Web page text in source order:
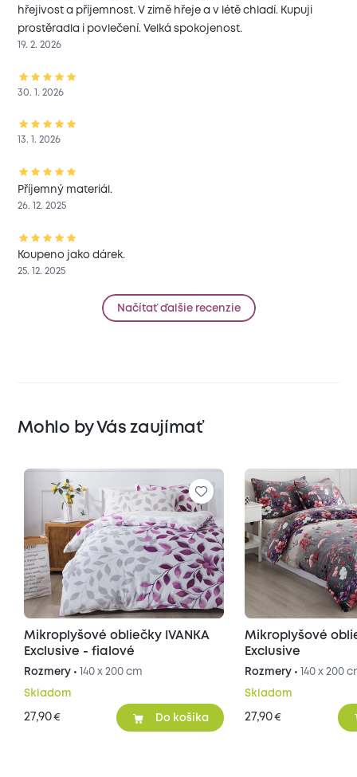
hřejivost a příjemnost. V zimě hřeje a v létě chladí. Kupuji
prostěradla i povlečení. Velká spokojenost.
19. 2. 2026
30. 1. 2026
13. 1. 2026
Příjemný materiál.
26. 12. 2025
Koupeno jako dárek.
25. 12. 2025
Načítať ďalšie recenzie
Mohlo by Vás zaujímať
Mikroplyšové obliečky IVANKA
Exclusive - fialové
Rozmery • 140 x 200 cm
Skladom
27,90€ Do košíka
Mikroplyšové
Exclusive
Rozmery • 140 x 200
Skladom
27,90€